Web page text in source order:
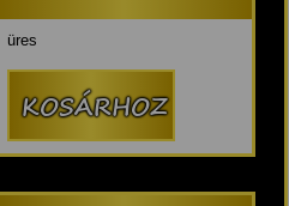
üres